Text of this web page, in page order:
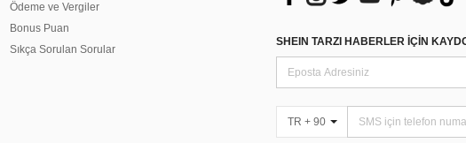
Ödeme ve Vergiler
Bonus Puan
Sıkça Sorulan Sorular
SHEIN TARZI HABERLER IÇIN
TR + 90